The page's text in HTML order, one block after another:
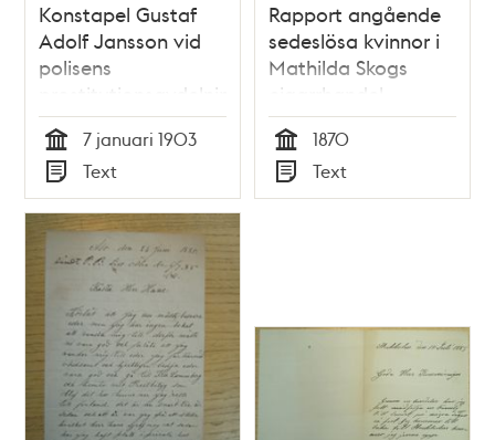
Konstapel Gustaf
Adolf Jansson vid
polisens
prostitutionsavdelning
varnas för oförstånd
i tjänsten. Rapport
och PM 1903
Tid
7 januari 1903
Typ
Text
Rapport angående
sedeslösa kvinnor i
Mathilda Skogs
cigarrhandel.
Stockholms polis
prostitutionsavdelning
Tid
1870
Typ
Text